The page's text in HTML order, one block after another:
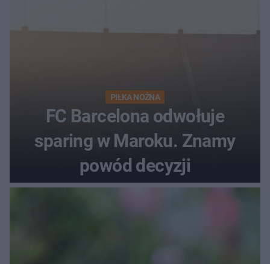
PIŁKA NOŻNA
FC Barcelona odwołuje
sparing w Maroku. Znamy
powód decyzji